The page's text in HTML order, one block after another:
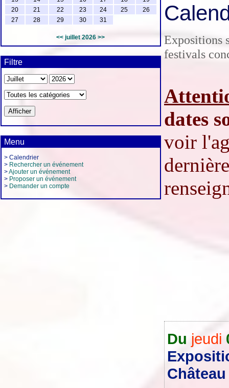
20
21 22 23 24 25
26
27
28 29 30 31
<< juillet 2026 >>
Filtre
Menu
> Calendrier
> Rechercher un événement
>Ajouter un événement
> Proposer un événement
> Demander un compte
Expositions
festivals
dates
voir
Du jeudi